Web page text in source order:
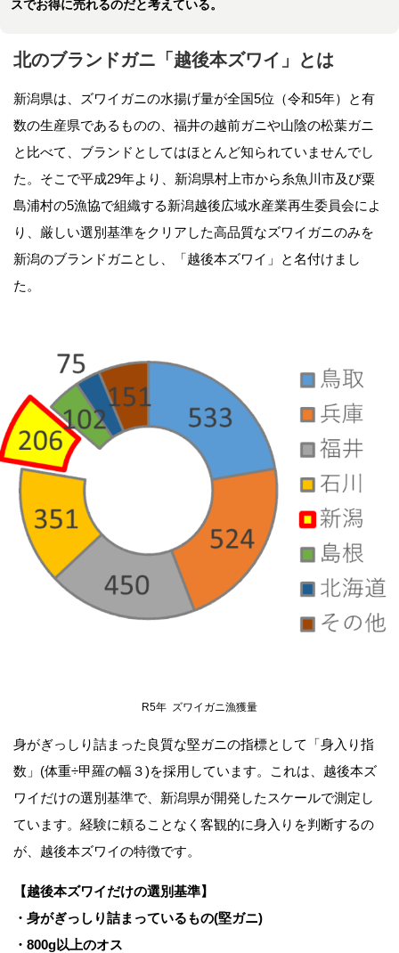
スでお得に売れるのだと考えている。
北のブランドガニ「越後本ズワイ」とは
新潟県は、ズワイガニの水揚げ量が全国5位（令和5年）と有
数の生産県であるものの、福井の越前ガニや山陰の松葉ガニ
と比べて、ブランドとしてはほとんど知られていませんでし
た。そこで平成29年より、新潟県村上市から糸魚川市及び粟
島浦村の5漁協で組織する新潟越後広域水産業再生委員会によ
り、厳しい選別基準をクリアした高品質なズワイガニのみを
新潟のブランドガニとし、「越後本ズワイ」と名付けまし
た。
R5年 ズワイガニ漁獲量
身がぎっしり詰まった良質な堅ガニの指標として「身入り指
数」(体重÷甲羅の幅３)を採用しています。これは、越後本ズ
ワイだけの選別基準で、新潟県が開発したスケールで測定し
ています。経験に頼ることなく客観的に身入りを判断するの
が、越後本ズワイの特徴です。
【越後本ズワイだけの選別基準】
・身がぎっしり詰まっているもの(堅ガニ)
・800g以上のオス